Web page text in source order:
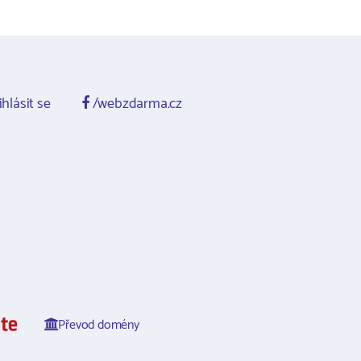
se /webzdarma.cz
Převod domény